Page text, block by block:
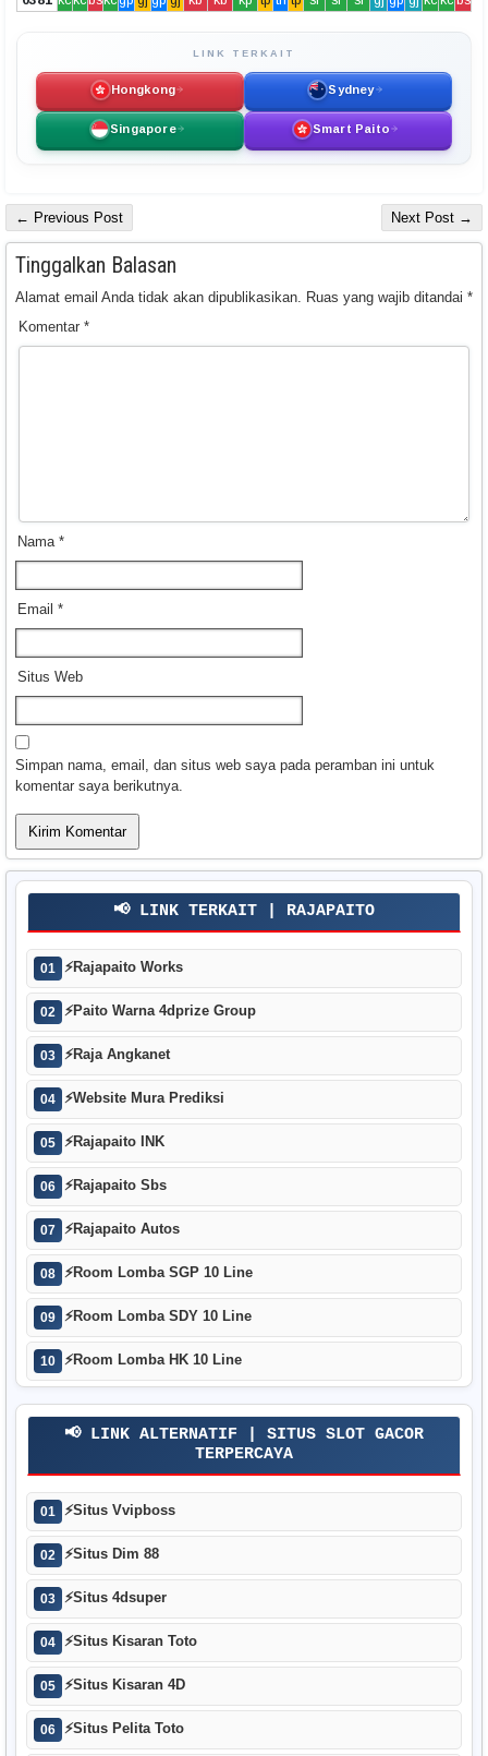
LINK TERKAIT
Hongkong Sydney
Singapore Smart Paito
← Previous Post Next Post →
Tinggalkan Balasan
Alamat email Anda tidak akan dipublikasikan. Ruas yang wajib ditandai *
Komentar *
Nama *
Email *
Situs Web
Simpan nama, email, dan situs web saya pada peramban ini untuk
komentar saya berikutnya.
📢 LINK TERKAIT | RAJAPAITO
01 ⚡Rajapaito Works
02 ⚡Paito Warna 4dprize Group
03 ⚡Raja Angkanet
04 ⚡Website Mura Prediksi
05 ⚡Rajapaito INK
06 ⚡Rajapaito Sbs
07 ⚡Rajapaito Autos
08 ⚡Room Lomba SGP 10 Line
09 ⚡Room Lomba SDY 10 Line
10 ⚡Room Lomba HK 10 Line
📢 LINK ALTERNATIF | SITUS SLOT GACOR
TERPERCAYA
01 ⚡Situs Vvipboss
02 ⚡Situs Dim 88
03 ⚡Situs 4dsuper
04 ⚡Situs Kisaran Toto
05 ⚡Situs Kisaran 4D
06 ⚡Situs Pelita Toto